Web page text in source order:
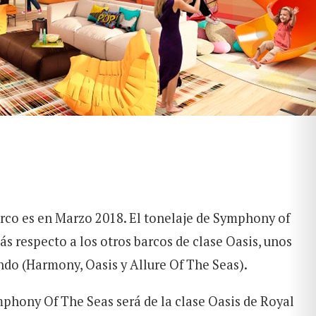
es en Marzo 2018. El tonelaje de Symphony of
respecto a los otros barcos de clase Oasis, unos
(Harmony, Oasis y Allure Of The Seas).
Of The Seas será de la clase Oasis de Royal